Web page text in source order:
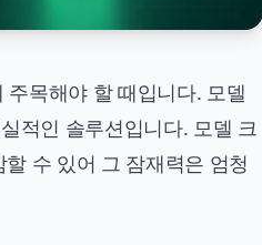
목해야 할 때입니다. 모델
적인 솔루션입니다. 모델 크
수 있어 그 잠재력은 엄청